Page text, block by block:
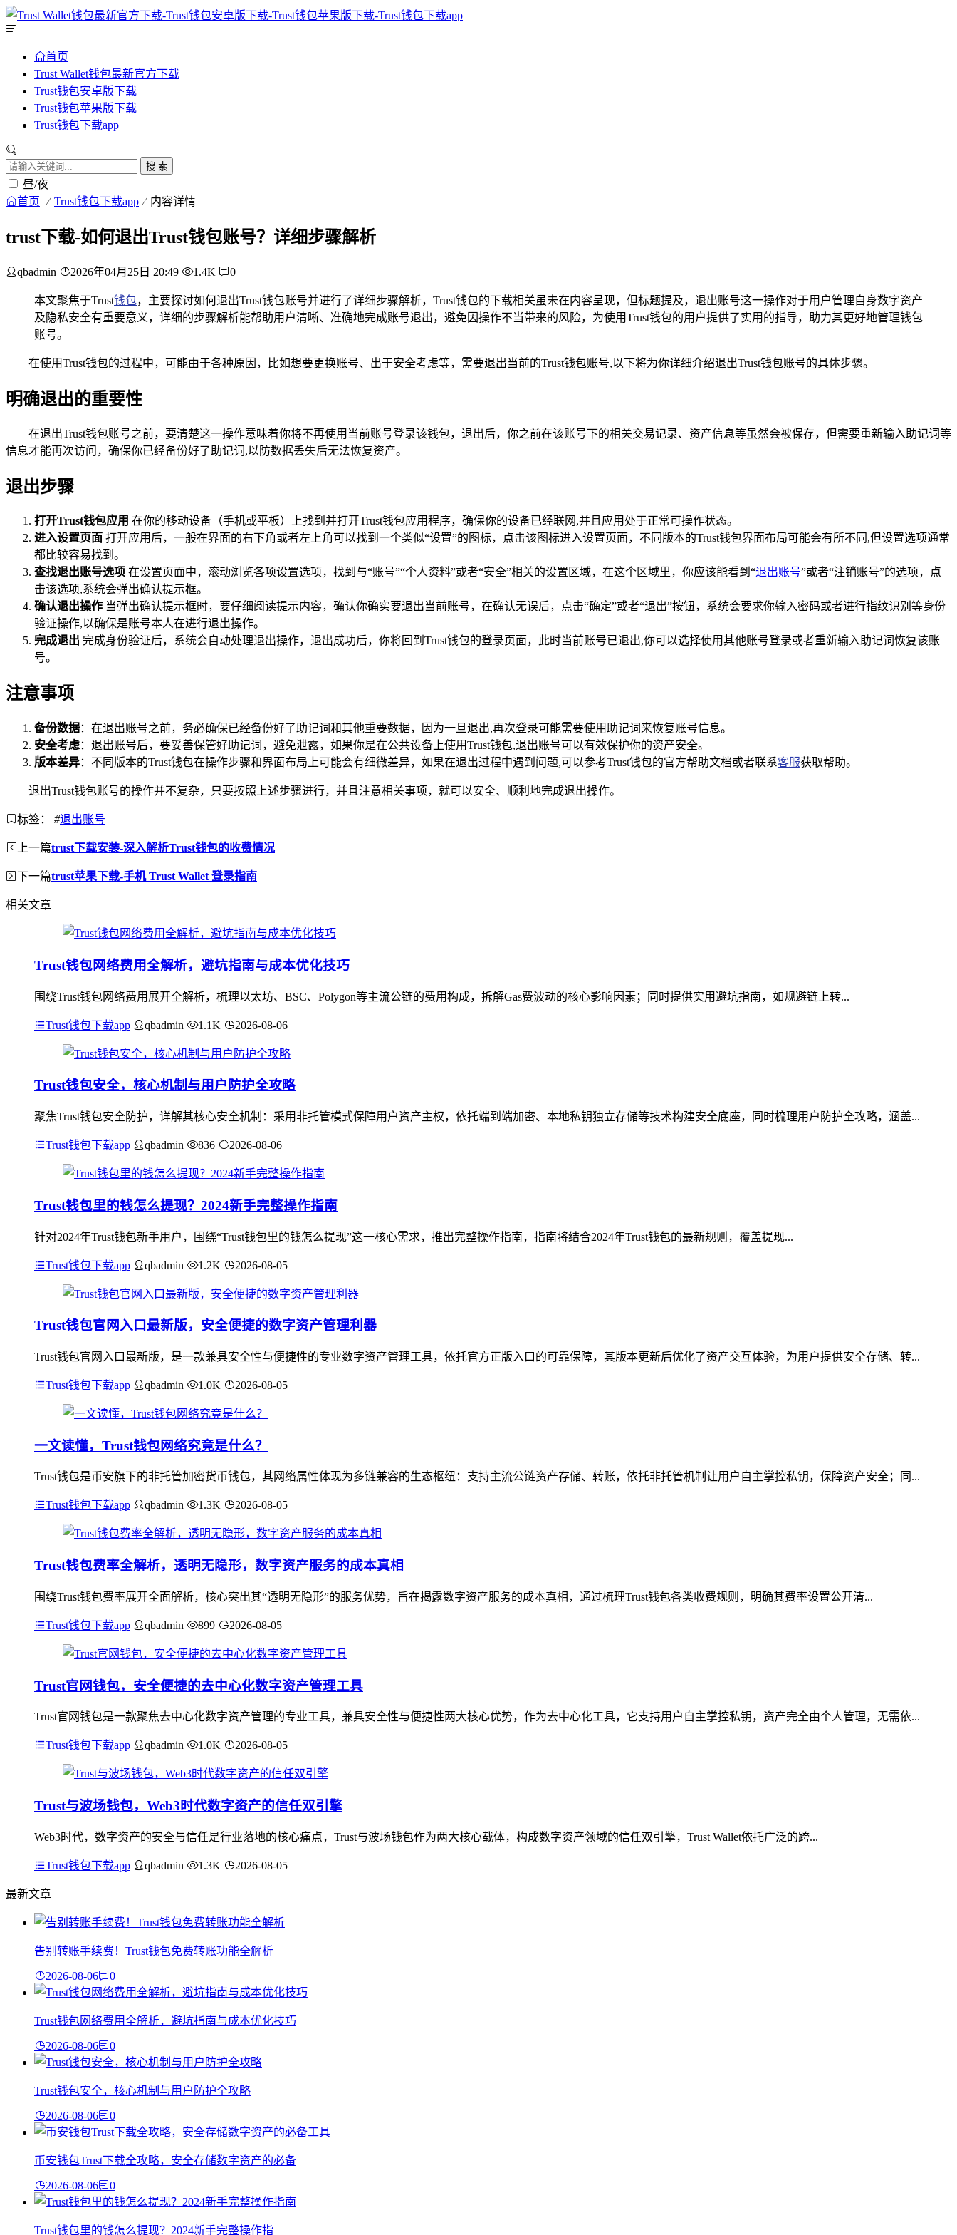
首页
Trust Wallet钱包最新官方下载
Trust钱包安卓版下载
Trust钱包苹果版下载
Trust钱包下载app
搜 索
昼/夜
首页 Trust钱包下载app 内容详情
trust下载-如何退出Trust钱包账号？详细步骤解析
qbadmin 2026年04月25日 20:49 1.4K 0
本文聚焦于Trust钱包，主要探讨如何退出Trust钱包账号并进行了详细步骤解析，Trust钱包的下载相关虽未在内容呈现，但标题提及，退出账号这一操作对于用户管理自身数字资产
及隐私安全有重要意义，详细的步骤解析能帮助用户清晰、准确地完成账号退出，避免因操作不当带来的风险，为使用Trust钱包的用户提供了实用的指导，助力其更好地管理钱包
账号。
在使用Trust钱包的过程中，可能由于各种原因，比如想要更换账号、出于安全考虑等，需要退出当前的Trust钱包账号,以下将为你详细介绍退出Trust钱包账号的具体步骤。
明确退出的重要性
在退出Trust钱包账号之前，要清楚这一操作意味着你将不再使用当前账号登录该钱包，退出后，你之前在该账号下的相关交易记录、资产信息等虽然会被保存，但需要重新输入助记词等
信息才能再次访问，确保你已经备份好了助记词,以防数据丢失后无法恢复资产。
退出步骤
打开Trust钱包应用 在你的移动设备（手机或平板）上找到并打开Trust钱包应用程序，确保你的设备已经联网,并且应用处于正常可操作状态。
进入设置页面 打开应用后，一般在界面的右下角或者左上角可以找到一个类似“设置”的图标，点击该图标进入设置页面，不同版本的Trust钱包界面布局可能会有所不同,但设置选项通常
都比较容易找到。
查找退出账号选项 在设置页面中，滚动浏览各项设置选项，找到与“账号”“个人资料”或者“安全”相关的设置区域，在这个区域里，你应该能看到“退出账号”或者“注销账号”的选项，点
击该选项,系统会弹出确认提示框。
确认退出操作 当弹出确认提示框时，要仔细阅读提示内容，确认你确实要退出当前账号，在确认无误后，点击“确定”或者“退出”按钮，系统会要求你输入密码或者进行指纹识别等身份
验证操作,以确保是账号本人在进行退出操作。
完成退出 完成身份验证后，系统会自动处理退出操作，退出成功后，你将回到Trust钱包的登录页面，此时当前账号已退出,你可以选择使用其他账号登录或者重新输入助记词恢复该账
号。
注意事项
备份数据：在退出账号之前，务必确保已经备份好了助记词和其他重要数据，因为一旦退出,再次登录可能需要使用助记词来恢复账号信息。
安全考虑：退出账号后，要妥善保管好助记词，避免泄露，如果你是在公共设备上使用Trust钱包,退出账号可以有效保护你的资产安全。
版本差异：不同版本的Trust钱包在操作步骤和界面布局上可能会有细微差异，如果在退出过程中遇到问题,可以参考Trust钱包的官方帮助文档或者联系客服获取帮助。
退出Trust钱包账号的操作并不复杂，只要按照上述步骤进行，并且注意相关事项，就可以安全、顺利地完成退出操作。
标签： #退出账号
上一篇trust下载安装-深入解析Trust钱包的收费情况
下一篇trust苹果下载-手机 Trust Wallet 登录指南
相关文章
Trust钱包网络费用全解析，避坑指南与成本优化技巧
围绕Trust钱包网络费用展开全解析，梳理以太坊、BSC、Polygon等主流公链的费用构成，拆解Gas费波动的核心影响因素；同时提供实用避坑指南，如规避链上转...
Trust钱包下载app qbadmin 1.1K 2026-08-06
Trust钱包安全，核心机制与用户防护全攻略
聚焦Trust钱包安全防护，详解其核心安全机制：采用非托管模式保障用户资产主权，依托端到端加密、本地私钥独立存储等技术构建安全底座，同时梳理用户防护全攻略，涵盖...
Trust钱包下载app qbadmin 836 2026-08-06
Trust钱包里的钱怎么提现？2024新手完整操作指南
针对2024年Trust钱包新手用户，围绕“Trust钱包里的钱怎么提现”这一核心需求，推出完整操作指南，指南将结合2024年Trust钱包的最新规则，覆盖提现...
Trust钱包下载app qbadmin 1.2K 2026-08-05
Trust钱包官网入口最新版，安全便捷的数字资产管理利器
Trust钱包官网入口最新版，是一款兼具安全性与便捷性的专业数字资产管理工具，依托官方正版入口的可靠保障，其版本更新后优化了资产交互体验，为用户提供安全存储、转...
Trust钱包下载app qbadmin 1.0K 2026-08-05
一文读懂，Trust钱包网络究竟是什么？
Trust钱包是币安旗下的非托管加密货币钱包，其网络属性体现为多链兼容的生态枢纽：支持主流公链资产存储、转账，依托非托管机制让用户自主掌控私钥，保障资产安全；同...
Trust钱包下载app qbadmin 1.3K 2026-08-05
Trust钱包费率全解析，透明无隐形，数字资产服务的成本真相
围绕Trust钱包费率展开全面解析，核心突出其“透明无隐形”的服务优势，旨在揭露数字资产服务的成本真相，通过梳理Trust钱包各类收费规则，明确其费率设置公开清...
Trust钱包下载app qbadmin 899 2026-08-05
Trust官网钱包，安全便捷的去中心化数字资产管理工具
Trust官网钱包是一款聚焦去中心化数字资产管理的专业工具，兼具安全性与便捷性两大核心优势，作为去中心化工具，它支持用户自主掌控私钥，资产完全由个人管理，无需依...
Trust钱包下载app qbadmin 1.0K 2026-08-05
Trust与波场钱包，Web3时代数字资产的信任双引擎
Web3时代，数字资产的安全与信任是行业落地的核心痛点，Trust与波场钱包作为两大核心载体，构成数字资产领域的信任双引擎，Trust Wallet依托广泛的跨...
Trust钱包下载app qbadmin 1.3K 2026-08-05
最新文章
告别转账手续费！Trust钱包免费转账功能全解析
2026-08-06 0
Trust钱包网络费用全解析，避坑指南与成本优化技巧
2026-08-06 0
Trust钱包安全，核心机制与用户防护全攻略
2026-08-06 0
币安钱包Trust下载全攻略，安全存储数字资产的必备
2026-08-06 0
Trust钱包里的钱怎么提现？2024新手完整操作指